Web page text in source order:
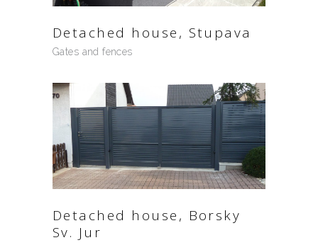
Detached house, Stupava
Gates and fences
Detached house, Borsky
Sv. Jur